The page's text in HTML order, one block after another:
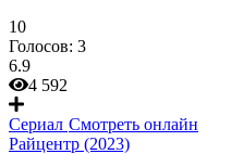
10
Голосов: 3
6.9
4 592
Сериал Смотреть онлайн
Райцентр (2023)